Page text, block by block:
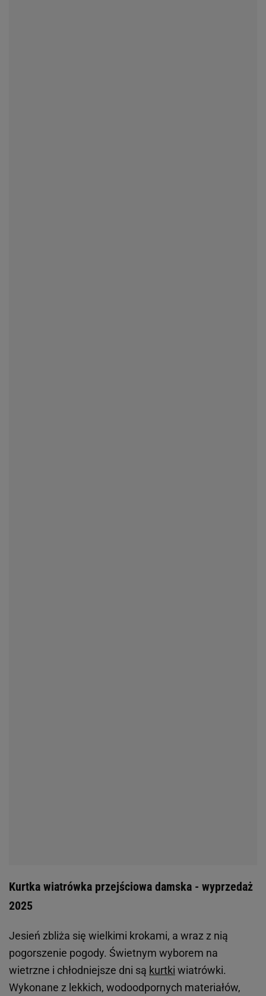
Kurtka wiatrówka przejściowa damska - wyprzedaż
2025
Jesień zbliża się wielkimi krokami, a wraz z nią
pogorszenie pogody. Świetnym wyborem na
wietrzne i chłodniejsze dni są kurtki wiatrówki.
Wykonane z lekkich, wodoodpornych materiałów,